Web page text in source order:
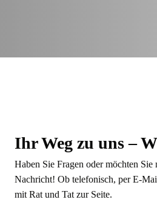
Ihr Weg zu uns –
Haben Sie Fragen oder möchten
Nachricht! Ob telefonisch, per E-
mit Rat und Tat zur Seite.